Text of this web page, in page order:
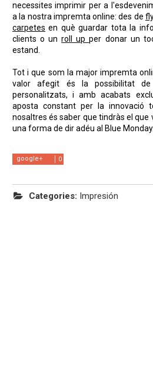
necessites imprimir per a
a la nostra impremta online: des de
carpetes en què guardar tota la
clients o unroll upper donar un
estand.
Tot i que som la major impremta
valor afegit és la possibilitat de
personalitzats, i amb acabats
aposta constant per la innovació
nosaltres és saber que tindràs el que
una forma de dir adéu al Blue Monday.
0
google+
Categories: Impresión